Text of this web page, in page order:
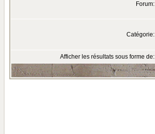
Forum:
Catégorie:
Afficher les résultats sous forme de: